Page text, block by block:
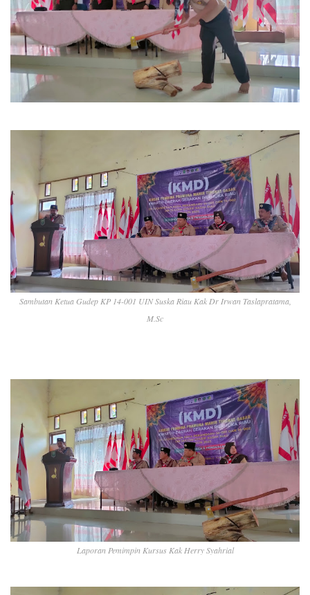
Sambutan Ketua Gudep KP 14-001 UIN Suska Riau Kak Dr Irwan Taslapratama,
M.Sc
Laporan Pemimpin Kursus Kak Herry Syahrial